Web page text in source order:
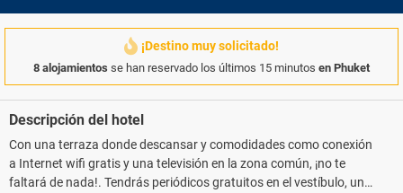
¡Destino muy solicitado!
8 alojamientos se han reservado los últimos 15 minutos en Phuket
Descripción del hotel
Con una terraza donde descansar y comodidades como conexión
a Internet wifi gratis y una televisión en la zona común, ¡no te
faltará de nada!. Tendrás periódicos gratuitos en el vestíbulo, un